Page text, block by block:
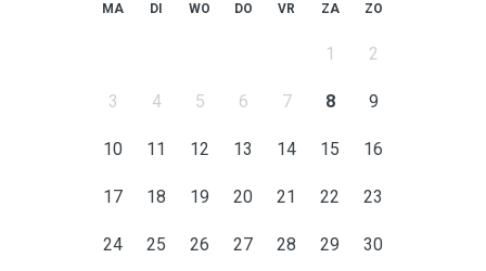
MA DI WO DO VR ZA ZO
1 2
3 4 5 6 7 8 9
10 11 12 13 14 15 16
17 18 19 20 21 22 23
24 25 26 27 28 29 30